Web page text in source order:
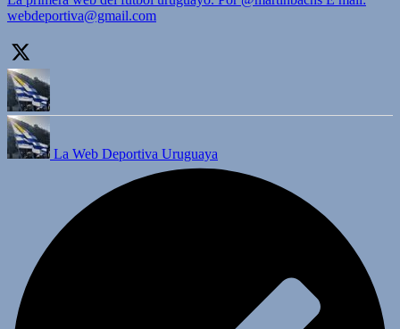
webdeportiva@gmail.com
La Web Deportiva Uruguaya